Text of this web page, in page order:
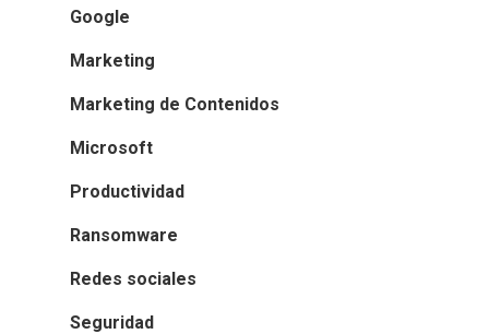
Google
Marketing
Marketing de Contenidos
Microsoft
Productividad
Ransomware
Redes sociales
Seguridad